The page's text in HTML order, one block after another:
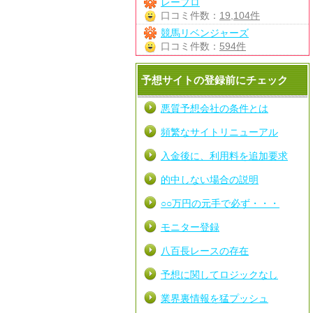
口コミ件数： 19,104件
競馬リベンジャーズ
口コミ件数： 594件
予想サイトの登録前にチェック
悪質予想会社の条件とは
頻繁なサイトリニューアル
入金後に、利用料を追加要求
的中しない場合の説明
○○万円の元手で必ず・・・
モニター登録
八百長レースの存在
予想に関してロジックなし
業界裏情報を猛プッシュ